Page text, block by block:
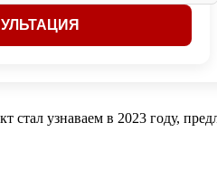
узнаваем в 2023 году,